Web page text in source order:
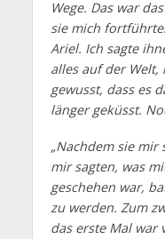
Wege. Das war
sie mich
Ariel. Ich sagte
alles auf der
gewusst, dass es
länger geküsst.
„Nachdem sie mir
mir sagten, was
geschehen war,
zu werden. Zum
das erste Mal war